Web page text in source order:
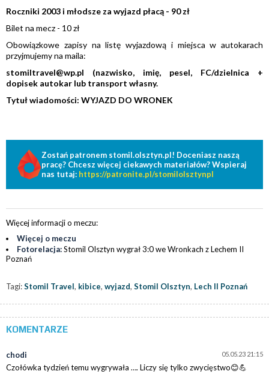
Roczniki 2003 i młodsze za wyjazd płacą - 90 zł
Bilet na mecz - 10 zł
Obowiązkowe zapisy na listę wyjazdową i miejsca w autokarach
przyjmujemy na maila:
stomiltravel@wp.pl (nazwisko, imię, pesel, FC/dzielnica +
dopisek autokar lub transport własny.
Tytuł wiadomości: WYJAZD DO WRONEK
Zostań patronem stomil.olsztyn.pl! Doceniasz naszą
pracę? Chcesz więcej ciekawych materiałów? Wspieraj
nas tutaj: https://patronite.pl/stomilolsztynpl
Więcej informacji o meczu:
Więcej o meczu
Fotorelacja:Stomil Olsztyn wygrał 3:0 we Wronkach z Lechem II
Poznań
Tagi:Stomil Travel, kibice, wyjazd, Stomil Olsztyn, Lech II Poznań
KOMENTARZE
05.05.23 21:15
chodi
Czołówka tydzień temu wygrywała …. Liczy się tylko zwycięstwo😊💪